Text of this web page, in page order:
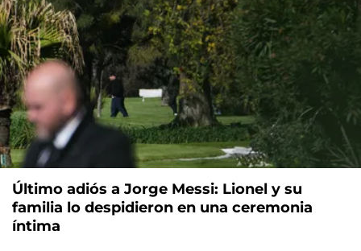
Último adiós a Jorge Messi: Lionel y su
familia lo despidieron en una ceremonia
íntima